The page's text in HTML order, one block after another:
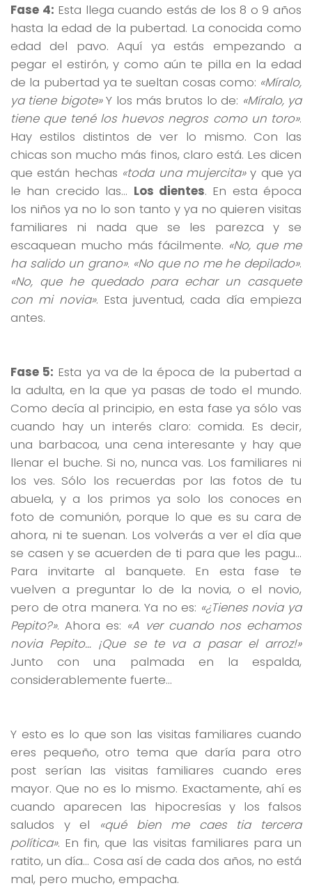
Fase 4: Esta llega cuando estás de los 8 o 9 años
hasta la edad de la pubertad. La conocida como
edad del pavo. Aquí ya estás empezando a
pegar el estirón, y como aún te pilla en la edad
de la pubertad ya te sueltan cosas como: «Míralo,
ya tiene bigote»Y los más brutos lo de: «Míralo, ya
tiene que tené los huevos negros como un toro».
Hay estilos distintos de ver lo mismo. Con las
chicas son mucho más finos, claro está. Les dicen
que están hechas «toda una mujercita»y que ya
le han crecido las… Los dientes. En esta época
los niños ya no lo son tanto y ya no quieren visitas
familiares ni nada que se les parezca y se
escaquean mucho más fácilmente. «No, que me
ha salido un grano». «No que no me he depilado».
«No, que he quedado para echar un casquete
con mi novia». Esta juventud, cada día empieza
antes.
Fase 5: Esta ya va de la época de la pubertad a
la adulta, en la que ya pasas de todo el mundo.
Como decía al principio, en esta fase ya sólo vas
cuando hay un interés claro: comida. Es decir,
una barbacoa, una cena interesante y hay que
llenar el buche. Si no, nunca vas. Los familiares ni
los ves. Sólo los recuerdas por las fotos de tu
abuela, y a los primos ya solo los conoces en
foto de comunión, porque lo que es su cara de
ahora, ni te suenan. Los volverás a ver el día que
se casen y se acuerden de ti para que les pagu…
Para invitarte al banquete. En esta fase te
vuelven a preguntar lo de la novia, o el novio,
pero de otra manera. Ya no es: «¿Tienes novia ya
Pepito?». Ahora es: «A ver cuando nos echamos
novia Pepito… ¡Que se te va a pasar el arroz!»
Junto con una palmada en la espalda,
considerablemente fuerte…
Y esto es lo que son las visitas familiares cuando
eres pequeño, otro tema que daría para otro
post serían las visitas familiares cuando eres
mayor. Que no es lo mismo. Exactamente, ahí es
cuando aparecen las hipocresías y los falsos
saludos y el «qué bien me caes tia tercera
política». En fin, que las visitas familiares para un
ratito, un día… Cosa así de cada dos años, no está
mal, pero mucho, empacha.